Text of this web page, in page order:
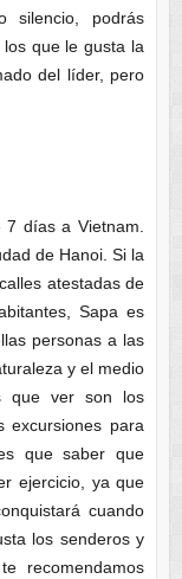
silencio, podrás
que le gusta la
del líder, pero
días a Vietnam.
de Hanoi. Si la
atestadas de
Sapa es
personas a las
y el medio
que ver son los
excursiones para
que saber que
ejercicio, ya que
cuando
los senderos y
recomendamos